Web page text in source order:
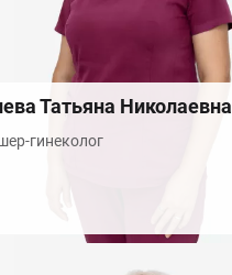
Татьяна Николаевна
гинеколог